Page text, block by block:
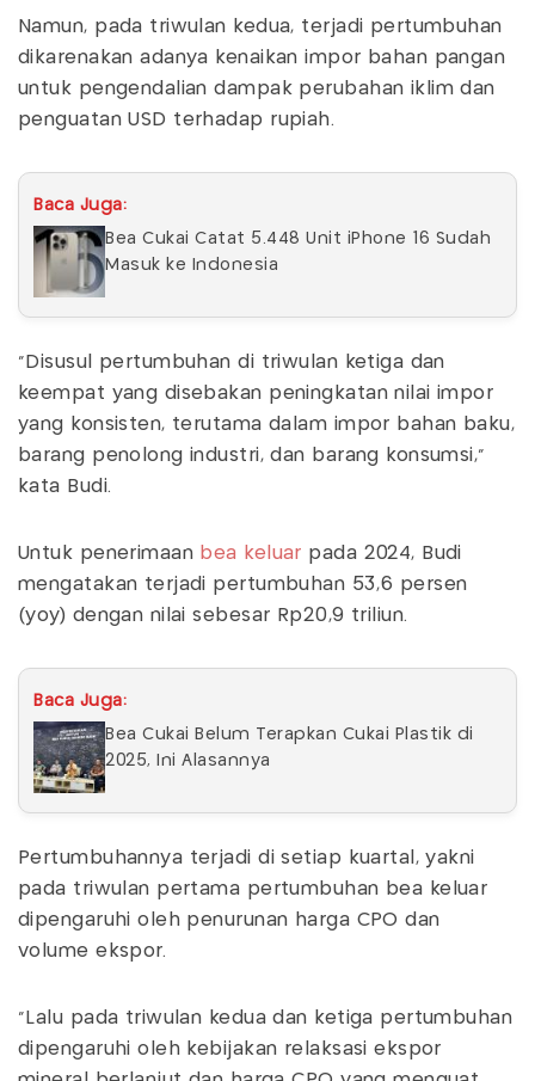
Namun, pada triwulan kedua, terjadi pertumbuhan
dikarenakan adanya kenaikan impor bahan pangan
untuk pengendalian dampak perubahan iklim dan
penguatan USD terhadap rupiah.
Baca Juga:
Bea Cukai Catat 5.448 Unit iPhone 16 Sudah
Masuk ke Indonesia
"Disusul pertumbuhan di triwulan ketiga dan
keempat yang disebakan peningkatan nilai impor
yang konsisten, terutama dalam impor bahan baku,
barang penolong industri, dan barang konsumsi,"
kata Budi.
Untuk penerimaan bea keluar pada 2024, Budi
mengatakan terjadi pertumbuhan 53,6 persen
(yoy) dengan nilai sebesar Rp20,9 triliun.
Baca Juga:
Bea Cukai Belum Terapkan Cukai Plastik di
2025, Ini Alasannya
Pertumbuhannya terjadi di setiap kuartal, yakni
pada triwulan pertama pertumbuhan bea keluar
dipengaruhi oleh penurunan harga CPO dan
volume ekspor.
"Lalu pada triwulan kedua dan ketiga pertumbuhan
dipengaruhi oleh kebijakan relaksasi ekspor